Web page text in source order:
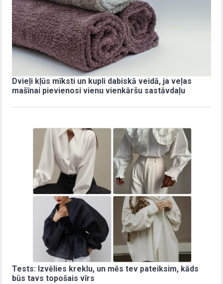
Dvieļi kļūs mīksti un kupli dabiskā veidā, ja veļas
mašīnai pievienosi vienu vienkāršu sastāvdaļu
Tests: Izvēlies kreklu, un mēs tev pateiksim, kāds
būs tavs topošais vīrs